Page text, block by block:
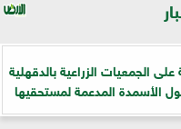
على الجمعيات الزراعية بالدقهلية
الأسمدة المدعمة لمستحقيها